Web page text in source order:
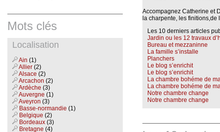
Mots clés
Localisation
Ain (1)
Allier (2)
Alsace (2)
Arcachon (2)
Ardèche (3)
Auvergne (1)
Aveyron (3)
Basse-normandie (1)
Belgique (2)
Bordeaux (3)
Bretagne (4)
Accompagnez Catherine et
la charpente, les
Les 10 derniers articles
Jardin ou les 12 travaux
Bureau et mezzaninne
La famille s’installe
Planchers
Le blog s’enrichit
Le blog s’enrichit
La chambre bohéme de
La chambre bohéme de
Notre chambre change
Notre chambre change